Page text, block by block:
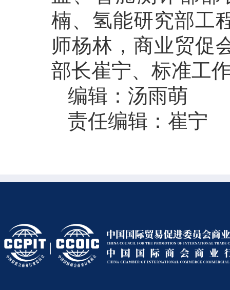
楠、氢能研究部工
师杨林，商业贸促
部长崔宁、标准工
编辑：汤雨萌
责任编辑：崔宁